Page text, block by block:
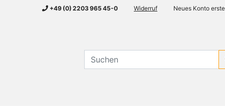
+49 (0) 2203 965 45-0 Widerruf Neues Konto